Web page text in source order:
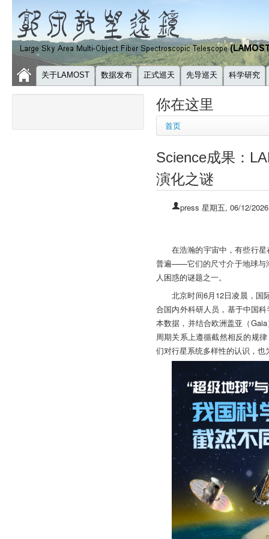
关于LAMOST 数据发布 正式巡天 先导巡天 科学研究
你在这里
首页
Science成果：
演化之谜
press 星期五, 06/12/
在浩瀚的宇宙中，有些行星
普遍——它们的尺寸介于地球与
人困惑的谜题之一。
北京时间6月12日凌晨，国
合国内外科研人员，基于中国
本数据，并结合欧洲盖亚（
周期关系上遵循截然相反的规
们对行星系统多样性的认识，